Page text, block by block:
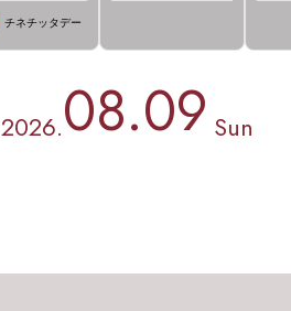
チネチッタデー
2026.08.09 Sun